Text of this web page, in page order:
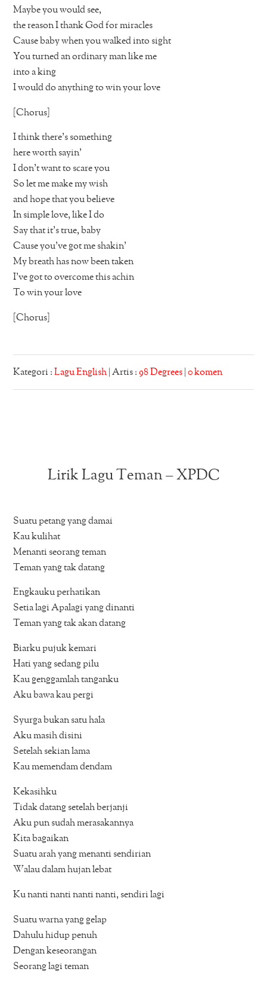
Maybe you would see,
the reason I thank God for miracles
Cause baby when you walked into sight
You turned an ordinary man like me
into a king
I would do anything to win your love
[Chorus]
I think there’s something
here worth sayin’
I don’t want to scare you
So let me make my wish
and hope that you believe
In simple love, like I do
Say that it’s true, baby
Cause you’ve got me shakin’
My breath has now been taken
I’ve got to overcome this achin
To win your love
[Chorus]
Kategori :Lagu English | Artis :98 Degrees |0 komen
Lirik Lagu Teman – XPDC
Suatu petang yang damai
Kau kulihat
Menanti seorang teman
Teman yang tak datang
Engkauku perhatikan
Setia lagi Apalagi yang dinanti
Teman yang tak akan datang
Biarku pujuk kemari
Hati yang sedang pilu
Kau genggamlah tanganku
Aku bawa kau pergi
Syurga bukan satu hala
Aku masih disini
Setelah sekian lama
Kau memendam dendam
Kekasihku
Tidak datang setelah berjanji
Aku pun sudah merasakannya
Kita bagaikan
Suatu arah yang menanti sendirian
Walau dalam hujan lebat
Ku nanti nanti nanti nanti, sendiri lagi
Suatu warna yang gelap
Dahulu hidup penuh
Dengan keseorangan
Seorang lagi teman